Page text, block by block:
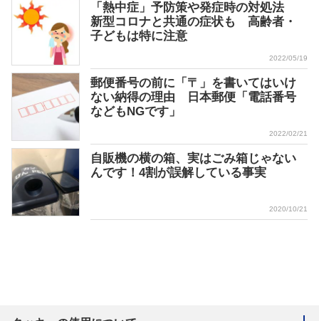
「熱中症」予防策や発症時の対処法
新型コロナと共通の症状も 高齢者・
子どもは特に注意
2022/05/19
郵便番号の前に「〒」を書いてはいけ
ない納得の理由 日本郵便「電話番号
などもNGです」
2022/02/21
自販機の横の箱、実はごみ箱じゃない
んです！4割が誤解している事実
2020/10/21